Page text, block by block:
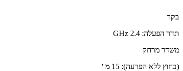
בקר
תדר הפעלה: 2.4 GHz
משדר מרחק
(בחוץ ללא הפרעה): 15 מ '